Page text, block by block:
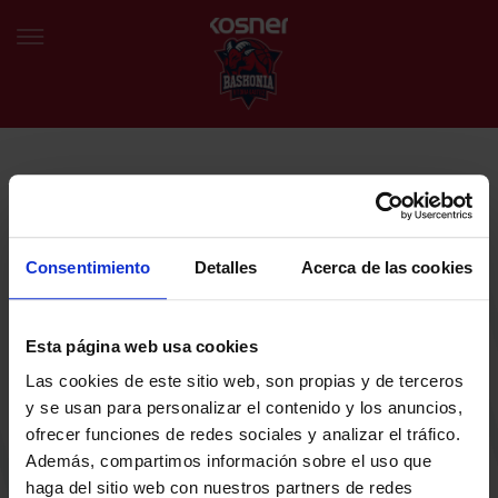
Consentimiento Detalles Acerca de las cookies
Esta página web usa cookies
Las cookies de este sitio web, son propias y de terceros
y se usan para personalizar el contenido y los anuncios,
ofrecer funciones de redes sociales y analizar el tráfico.
Además, compartimos información sobre el uso que
haga del sitio web con nuestros partners de redes
BERRIAK
SARRERAK
ABONATUAK
EGUTEGIA
Egin bat gure harmaila birtualarekin eta izan lehena klubaren
azken albiste eta promozioen berri izaten.
Baskoniaren Pribatutasun politika irakurri eta onartzen dut eta
Baskoniaren jarduerei, produktuei, zerbitzuei, lehiaketei, eskaintzei
eta/edo sustapenei buruzko komunikazio elektronikoak jaso nahi ditut.
DENDA OFIZIALA BASKONIA
SARRERAK